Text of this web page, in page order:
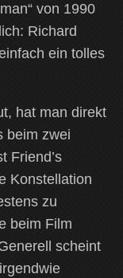
von 1990
Richard
ein tolles
hat man direkt
beim zwei
Friend’s
Konstellation
zu
beim Film
scheint